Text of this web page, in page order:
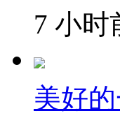
7 小时
美好